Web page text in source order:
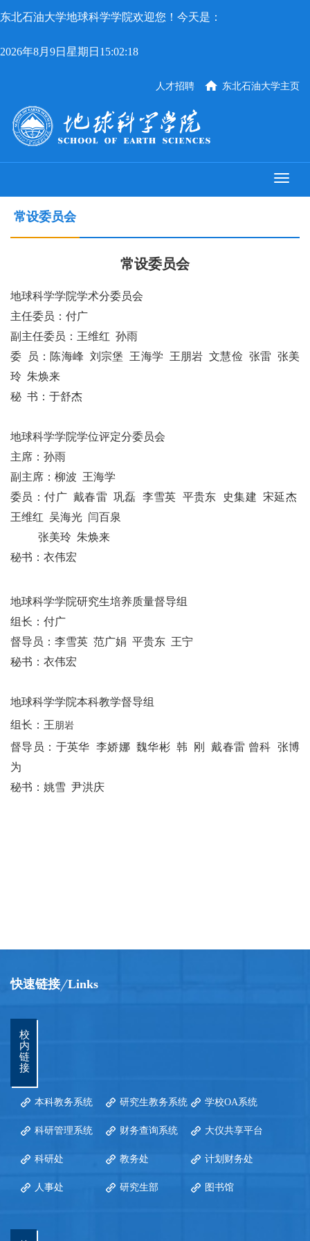
东北石油大学地球科学学院欢迎您！今天是：
2026年8月9日星期日15:02:18
东北石油大学主页
人才招聘
常设委员会
常设委员会
地球科学学院学术分委员会
主任委员： 付广
副主任委员：王维红 孙雨
委 员：陈海峰 刘宗堡 王海学 王朋岩 文慧俭 张雷 张美
玲 朱焕来
秘 书：于舒杰
地球科学学院学位评定分委员会
主席：孙雨
副主席：柳波 王海学
委员：付广 戴春雷 巩磊 李雪英 平贵东
史集建 宋延杰
王维红 吴海光 闫百泉
张美玲 朱焕来
秘书： 衣伟宏
地球科学学院研究生培养质量督导组
组长： 付广
督导员 ：李雪英 范广娟 平贵东 王宁
秘书： 衣伟宏
地球科学学院本科教学督导组
组长： 王朋岩
督导员： 于英华 李娇娜 魏华彬 韩 刚 戴春雷 曾科 张博
为
秘书：姚雪 尹洪庆
快速链接 Links
校
内
链
接
本科教务系统 研究生教务系统 学校OA系统
科研管理系统 财务查询系统 大仪共享平台
科研处 教务处 计划财务处
人事处 研究生部 图书馆